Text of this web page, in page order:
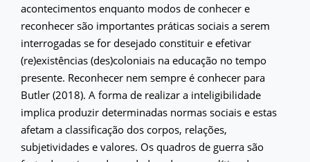
acontecimentos enquanto modos de conhecer e
reconhecer são importantes práticas sociais a serem
interrogadas se for desejado constituir e efetivar
(re)existências (des)coloniais na educação no tempo
presente. Reconhecer nem sempre é conhecer para
Butler (2018). A forma de realizar a inteligibilidade
implica produzir determinadas normas sociais e estas
afetam a classificação dos corpos, relações,
subjetividades e valores. Os quadros de guerra são